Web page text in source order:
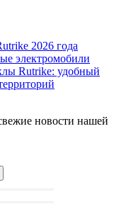
2026 года
электромобили
Rutrike: удобный
новости нашей